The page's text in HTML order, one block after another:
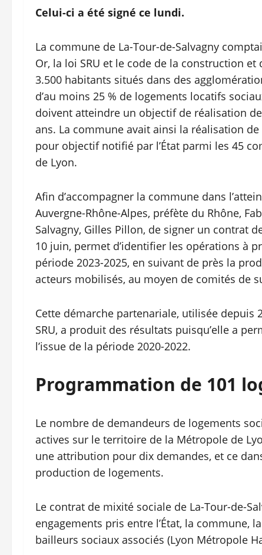
Celui-ci a été signé ce lundi.
La commune de La-Tour-de-Salvagny
Or, la loi SRU et le code de la construction
3.500 habitants situés dans des
d’au moins 25 % de logements locatifs
doivent atteindre un objectif de réalisation
ans. La commune avait ainsi la réalisation
pour objectif notifié par l’État parmi les 45
de Lyon.
Afin d’accompagner la commune dans
Auvergne-Rhône-Alpes, préfète du Rhône,
Salvagny, Gilles Pillon, de signer un contrat
10 juin, permet d’identifier les opérations à
période 2023-2025, en suivant de près la
acteurs mobilisés, au moyen de comités de
Cette démarche partenariale, utilisée
SRU, a produit des résultats puisqu’elle a
l’issue de la période 2020-2022.
Programmation de 101
Le nombre de demandeurs de logements
actives sur le territoire de la Métropole de
une attribution pour dix demandes, et ce
production de logements.
Le contrat de mixité sociale de La-Tour-de-
engagements pris entre l’État, la commune,
bailleurs sociaux associés (Lyon Métropole